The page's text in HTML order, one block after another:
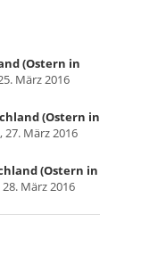
(Ostern in
März 2016
(Ostern in
27. März 2016
(Ostern in
März 2016